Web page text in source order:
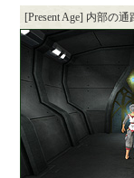
[Present Age] 内部の通